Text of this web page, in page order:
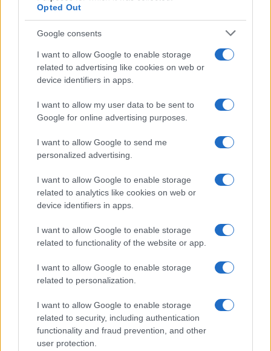
Opted Out
Google consents
I want to allow Google to enable storage
related to advertising like cookies on web or
device identifiers in apps.
I want to allow my user data to be sent to
Google for online advertising purposes.
I want to allow Google to send me
personalized advertising.
I want to allow Google to enable storage
related to analytics like cookies on web or
device identifiers in apps.
I want to allow Google to enable storage
related to functionality of the website or app.
I want to allow Google to enable storage
related to personalization.
I want to allow Google to enable storage
related to security, including authentication
functionality and fraud prevention, and other
user protection.